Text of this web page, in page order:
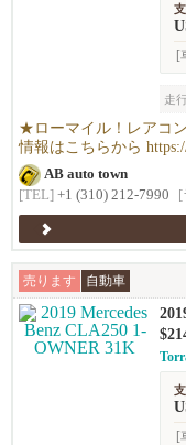
[
走
★ローマイル！レアコ
情報はこちらから
AB auto town
[TEL] +1 (310) 212-7990
売ります 自動車
[